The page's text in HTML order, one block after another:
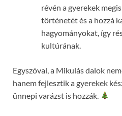
révén a gyerekek
történetét és a hozzá
hagyományokat, így
kultúrának.
Egyszóval, a Mikulás dalok
hanem fejlesztik a gyerekek
ünnepi varázst is hozzák.